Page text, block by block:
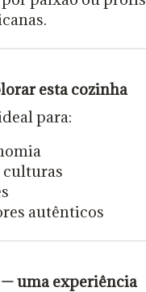
esta cozinha
para:
culturas
autênticos
uma experiência